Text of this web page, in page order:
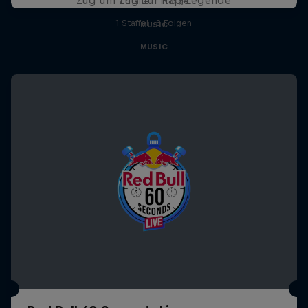
MUSIC
1 Staffel · 3 Folgen
MUSIC